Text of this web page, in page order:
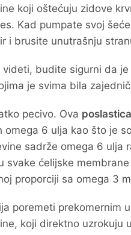
koji oštećuju zidove
Kad pumpate svoj
i brusite unutrašnju
videti, budite sigurni da
je svima bila
pecivo. Ova poslastica
omega 6 ulja kao što je
sadrže omega 6 ulja
svake ćelijske
proporciji sa omega 3
poremeti prekomernim
koji direktno uzrokuju